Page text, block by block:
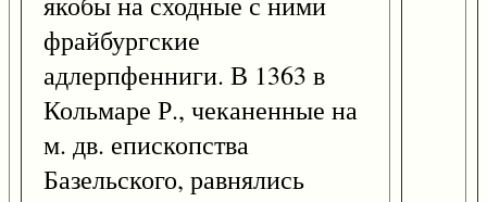
фрайбургские
адлерпфенниги. В 1363 в
Кольмаре Р., чеканенные на
м. дв. епископства
Базельского, равнялись